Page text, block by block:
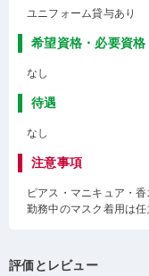
ユニフォーム貸与あり
希望資格・必要資格
なし
待遇
なし
注意事項
ピアス・マニキュア・
勤務中のマスク着用は
評価とレビュー